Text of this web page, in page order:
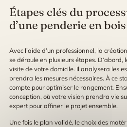
Étapes clés du
d’une penderie en bois
Avec l’aide d’un professionnel, la
se déroule en plusieurs étapes. D’abord,
visite de votre domicile. Il analysera les
prendra les mesures nécessaires. À ce
compte pour optimiser le rangement.
conception, où votre vision prendra vie
expert pour affiner le projet ensemble.
Une fois le plan validé, le choix des